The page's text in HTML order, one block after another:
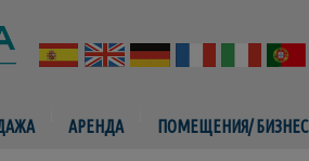
АРЕНДА ПОМЕЩЕНИЯ/ БИЗНЕС